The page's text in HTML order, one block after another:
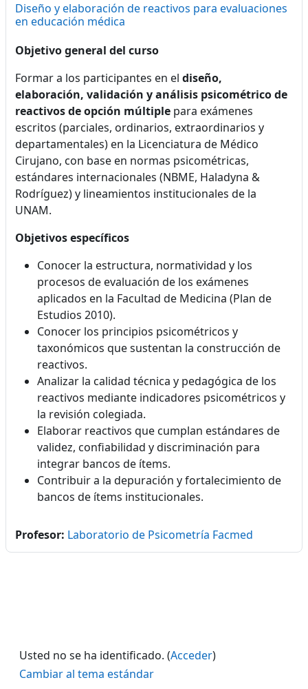
Diseño y elaboración de reactivos para evaluaciones
en educación médica
Objetivo general del curso
Formar a los participantes en el diseño,
elaboración, validación y análisis psicométrico de
reactivos de opción múltiple para exámenes
escritos (parciales, ordinarios, extraordinarios y
departamentales) en la Licenciatura de Médico
Cirujano, con base en normas psicométricas,
estándares internacionales (NBME, Haladyna &
Rodríguez) y lineamientos institucionales de la
UNAM.
Objetivos específicos
Conocer la estructura, normatividad y los
procesos de evaluación de los exámenes
aplicados en la Facultad de Medicina (Plan de
Estudios 2010).
Conocer los principios psicométricos y
taxonómicos que sustentan la construcción de
reactivos.
Analizar la calidad técnica y pedagógica de los
reactivos mediante indicadores psicométricos y
la revisión colegiada.
Elaborar reactivos que cumplan estándares de
validez, confiabilidad y discriminación para
integrar bancos de ítems.
Contribuir a la depuración y fortalecimiento de
bancos de ítems institucionales.
Profesor: Laboratorio de Psicometría Facmed
Usted no se ha identificado. (Acceder)
Cambiar al tema estándar